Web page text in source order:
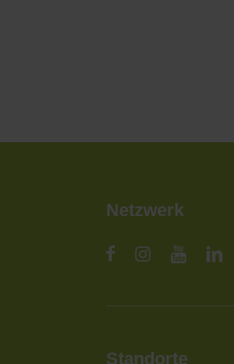
Netzwerk
Standorte